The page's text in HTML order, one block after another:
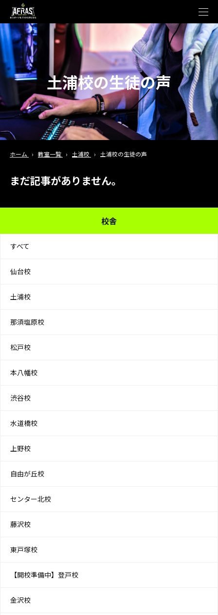
t
g
g
l
e
v
i
t
土浦校の生徒の声
ホーム › 教室一覧 › 土浦校 › 土浦校の生徒の声
まだ記事がありません。
校舎
すべて
仙台校
土浦校
那須塩原校
松戸校
本八幡校
渋谷校
水道橋校
上野校
自由が丘校
センター北校
藤沢校
東戸塚校
【開校準備中】登戸校
金沢校